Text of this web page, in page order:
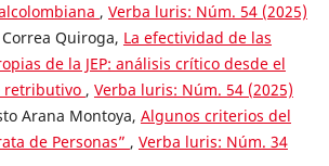
, Verba luris: Núm. 54 (2025)
Quiroga, La efectividad de las
de la JEP: análisis crítico desde el
retributivo , Verba luris: Núm. 54 (2025)
Arana Montoya, Algunos criterios del
de Personas” , Verba luris: Núm. 34